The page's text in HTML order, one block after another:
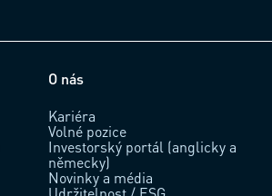
O nás
Kariéra
Volné pozice
Investorský portál (anglicky a
německy)
Novinky a média